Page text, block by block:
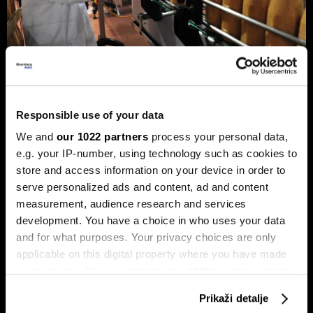
Responsible use of your data
We and our 1022 partners process your personal data,
e.g. your IP-number, using technology such as cookies to
store and access information on your device in order to
serve personalized ads and content, ad and content
measurement, audience research and services
development. You have a choice in who uses your data
and for what purposes. Your privacy choices are only
applicable on this digital property where you have made
Prikaži detalje
Privreda FBiH povećala dobit za 12,3
posto, ali troškovi rada rastu
dvostruko brže
Analiza je predstavljena na zajedničkom sastanku FIA-e i
Udruženja poslodavaca Federacije BiH, gdje je istaknuto da
privatni sektor ostaje ključni nosilac ekonomskog rasta.
Od ukupno 28.634 privredna društva u Federaciji, čak 98,6
posto čine privatne kompanije, koje ostvaruju 90 posto
ukupnih prihoda i 95 posto ukupne dobiti.